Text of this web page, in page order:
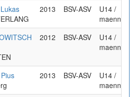
2013 BSV-ASV
U14 /
maennlich
2012 BSV-ASV
U14 /
maennlich
2013 BSV-ASV
U14 /
maennlich